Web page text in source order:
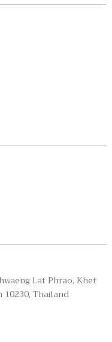
Lat Phrao, Khet
Thailand